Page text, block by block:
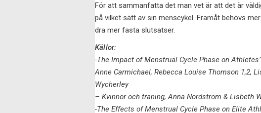
För att sammanfatta det man vet är att det är
på vilket sätt av sin menscykel. Framåt behövs
dra mer fasta slutsatser.
Källor:
-The Impact of Menstrual Cycle Phase on
Anne Carmichael, Rebecca Louise Thomson 1,2,
Wycherley
– Kvinnor och träning, Anna Nordström & Lisbeth
-The Effects of Menstrual Cycle Phase on Elite